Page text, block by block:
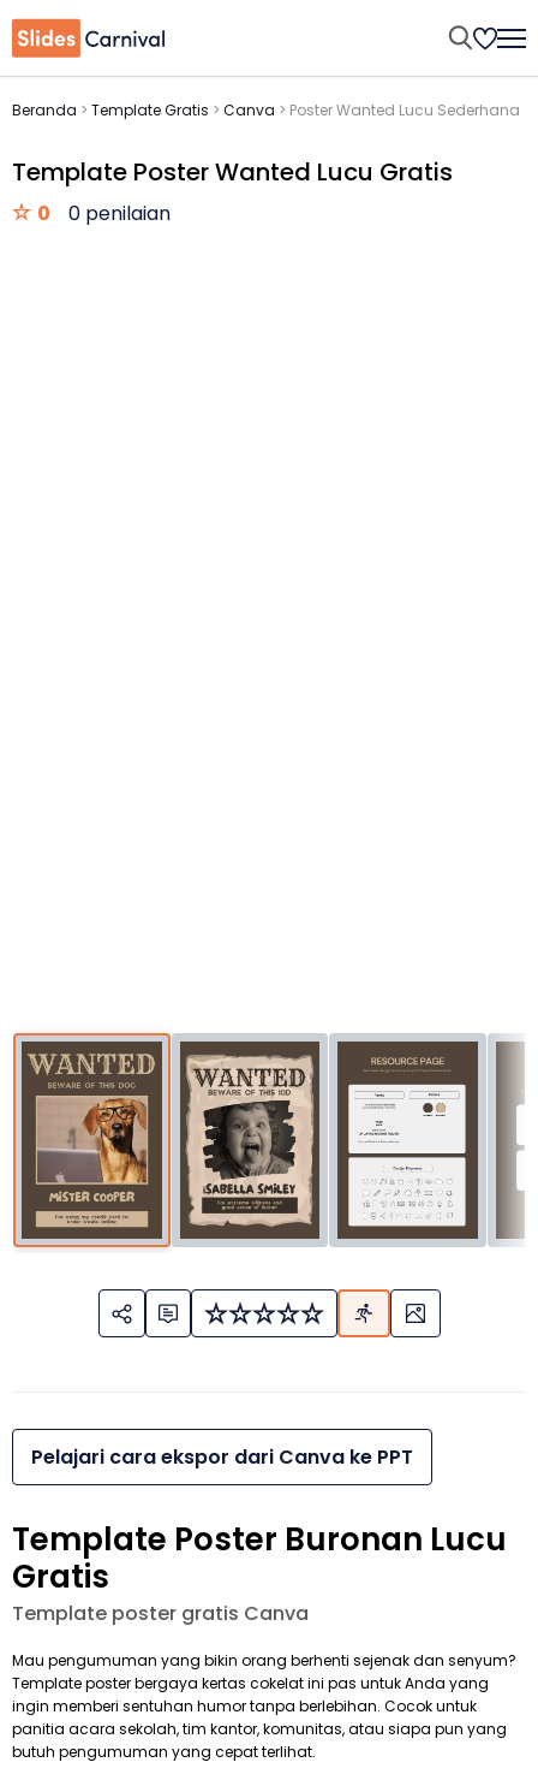
Beranda > Template Gratis > Canva > Poster Wanted Lucu Sederhana
Template Poster Wanted Lucu Gratis
0 0 penilaian
Pelajari cara ekspor dari Canva ke PPT
Template Poster Buronan Lucu
Gratis
Template poster gratis Canva
Mau pengumuman yang bikin orang berhenti sejenak dan senyum?
Template poster bergaya kertas cokelat ini pas untuk Anda yang
ingin memberi sentuhan humor tanpa berlebihan. Cocok untuk
panitia acara sekolah, tim kantor, komunitas, atau siapa pun yang
butuh pengumuman yang cepat terlihat.